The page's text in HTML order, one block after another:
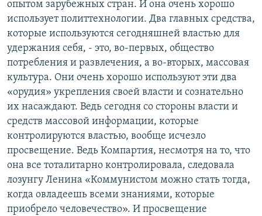
опытом зарубежных стран. И она очень хорошо
использует политтехнологии. Два главных средства,
которые используются сегодняшней властью для
удержания себя, - это, во-первых, общество
потребления и развлечения, а во-вторых, массовая
культура. Они очень хорошо используют эти два
«орудия» укрепления своей власти и сознательно
их насаждают. Ведь сегодня со стороны власти и
средств массовой информации, которые
контролируются властью, вообще исчезло
просвещение. Ведь Компартия, несмотря на то, что
она все тоталитарно контролировала, следовала
лозунгу Ленина «Коммунистом можно стать тогда,
когда овладеешь всеми знаниями, которые
приобрело человечество». И просвещение